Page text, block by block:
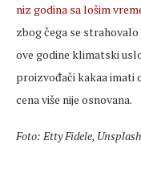
niz godina sa lošim
zbog čega se
ove godine klimatski
proizvođači kakaa imati
cena više nije osnovana.
Foto: Etty Fidele, Unsplash